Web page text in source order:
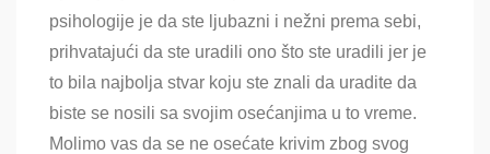
psihologije je da ste ljubazni i nežni prema sebi,
prihvatajući da ste uradili ono što ste uradili jer je
to bila najbolja stvar koju ste znali da uradite da
biste se nosili sa svojim osećanjima u to vreme.
Molimo vas da se ne osećate krivim zbog svog